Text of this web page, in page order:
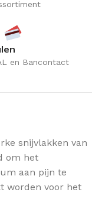
en Bancontact
snijvlakken van
om het
aan pijn te
worden voor het